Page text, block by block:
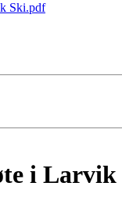
Ski.pdf
i Larvik